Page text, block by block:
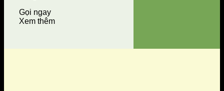
Gọi ngay
Xem thêm